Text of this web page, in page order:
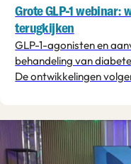
Grote GLP-1 webinar:
terugkijken
GLP-1-agonisten en
behandeling van
De ontwikkelingen